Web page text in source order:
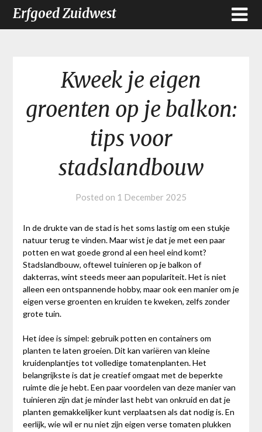
Erfgoed Zuidwest
Kweek je eigen
groenten op je balkon:
tips voor
stadslandbouw
Posted on 1 December 2025
In de drukte van de stad is het soms lastig om een stukje
natuur terug te vinden. Maar wist je dat je met een paar
potten en wat goede grond al een heel eind komt?
Stadslandbouw, oftewel tuinieren op je balkon of
dakterras, wint steeds meer aan populariteit. Het is niet
alleen een ontspannende hobby, maar ook een manier om je
eigen verse groenten en kruiden te kweken, zelfs zonder
grote tuin.
Het idee is simpel: gebruik potten en containers om
planten te laten groeien. Dit kan variëren van kleine
kruidenplantjes tot volledige tomatenplanten. Het
belangrijkste is dat je creatief omgaat met de beperkte
ruimte die je hebt. Een paar voordelen van deze manier van
tuinieren zijn dat je minder last hebt van onkruid en dat je
planten gemakkelijker kunt verplaatsen als dat nodig is. En
eerlijk, wie wil er nu niet zijn eigen verse tomaten plukken